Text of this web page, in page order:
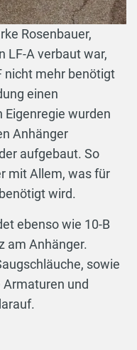
Rosenbauer,
LF-A verbaut war,
nicht mehr benötigt
einen
Eigenregie wurden
Anhänger
aufgebaut. So
mit Allem, was für
wird.
ebenso wie 10-B
am Anhänger.
sowie
und